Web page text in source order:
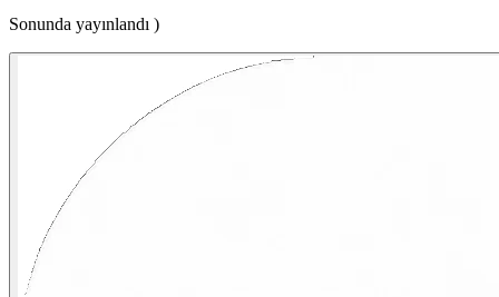
Sonunda yayınlandı )